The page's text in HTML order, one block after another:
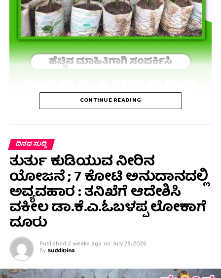
CONTINUE READING
ದಿನದ ಸುದ್ದಿ
ತುರ್ತು ಕುಡಿಯುವ ನೀರಿನ
ಯೋಜನೆ ; 7 ಕೋಟಿ ಅನುದಾನದಲ್ಲಿ
ಅವ್ಯವಹಾರ : ತನಿಖೆಗೆ ಆದೇಶಿಸಿ
ವಕೀಲ ಡಾ‌.ಕೆ.ಎ.ಓಬಳಪ್ಪ ಲೋಕಾಗೆ
ದೂರು
Published 2 weeks ago on July 29, 2026
By SuddiDina